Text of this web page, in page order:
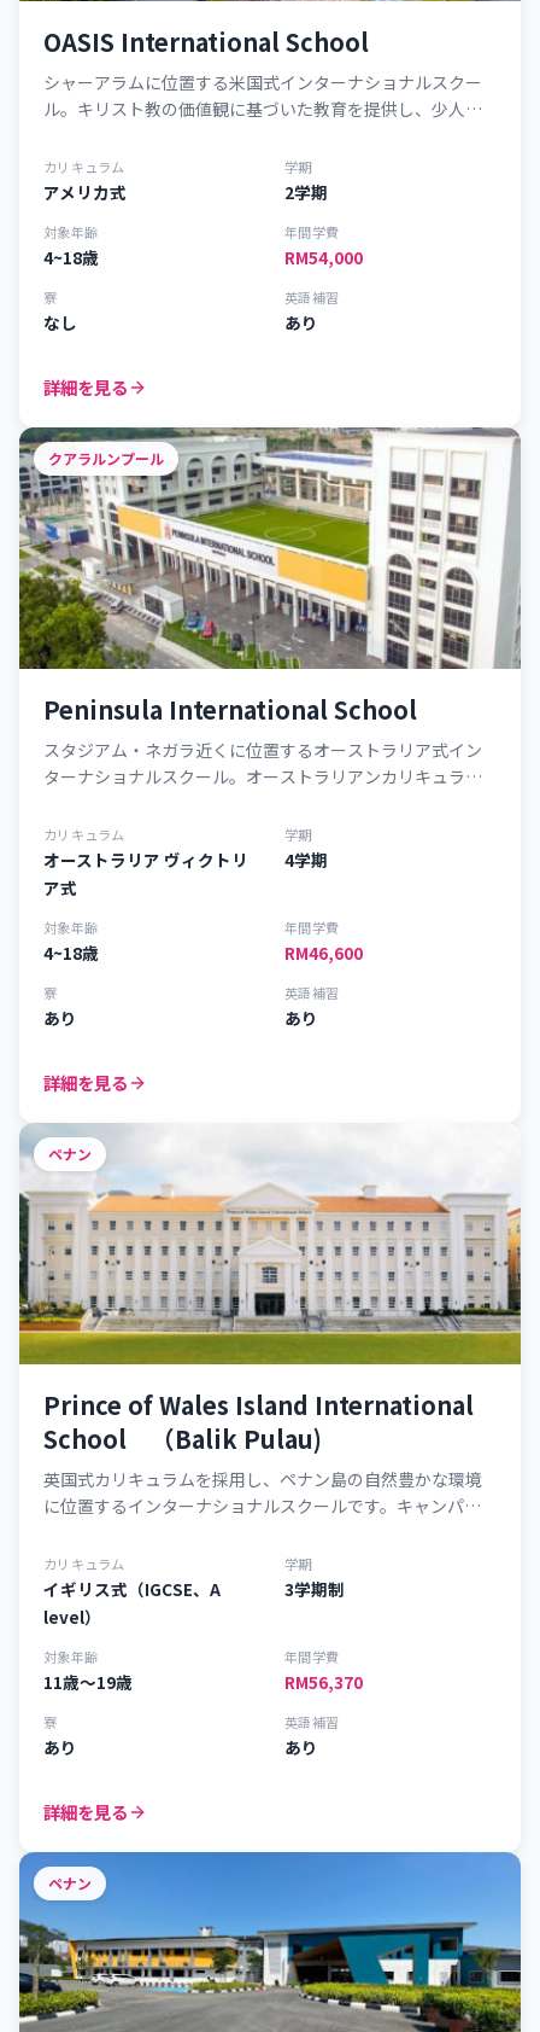
OASIS International School
シャーアラムに位置する米国式インターナショナルスクー
ル。キリスト教の価値観に基づいた教育を提供し、少人数
カリキュラム
アメリカ式
学期
2学期
対象年齢
4~18歳
年間学費
RM54,000
寮
なし
英語補習
あり
詳細を見る
クアラルンプール
Peninsula International School
スタジアム・ネガラ近くに位置するオーストラリア式イン
ターナショナルスクール。オーストラリアンカリキュラム
カリキュラム
オーストラリア ヴィクトリ
ア式
学期
4学期
対象年齢
4~18歳
年間学費
RM46,600
寮
あり
英語補習
あり
詳細を見る
ペナン
Prince of Wales Island International
School （Balik Pulau)
英国式カリキュラムを採用し、ペナン島の自然豊かな環境
に位置するインターナショナルスクールです。キャンパス
ポートのもと、世界各国から集まる生徒が安心して学び、
成長できる環境が整っています。
カリキュラム
イギリス式（IGCSE、A
level）
学期
3学期制
対象年齢
11歳～19歳
年間学費
RM56,370
寮
あり
英語補習
あり
詳細を見る
ペナン